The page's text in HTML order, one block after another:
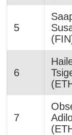
5
6
7